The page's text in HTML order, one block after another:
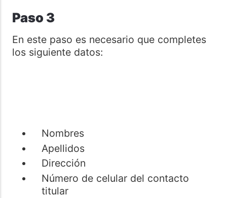
Paso 3
En este paso es necesario que completes
los siguiente datos:
Nombres
Apellidos
Dirección
Número de celular del contacto
titular